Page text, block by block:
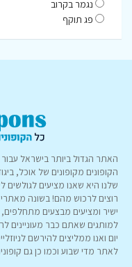
נגמר בקרוב
פג תוקף
האתר הגדול ביותר בישראל עבור
הקופונים מקופונים של אוכל,
שלנו היא שאנו מציעים
רוצים לרכוש מהם! בשונה
ישיר ומציעים מבצעים
למותגים שאתם כבר מעוניינים
יום ואנו ממליצים להירשם
לאתר מדי שבוע וכמו כן גם